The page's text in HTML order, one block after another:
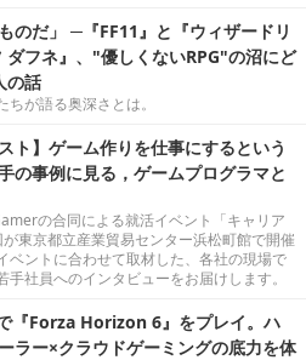
のだ」 ─『FF11』と『ウィザードリ
ダフネ』、"優しくないRPG"の沼にど
の話
が語る奥深さとは。
ト】ゲーム作りを仕事にするという
の事例に見る，ゲームプログラマと
の合同による就活イベント「キャリア
東京都立産業貿易センター浜松町館で開催
ベントに合わせて取材した、各社の現場で
手社員へのインタビューをお届けします。
『Forza Horizon 6』をプレイ。ハ
ラー×クラウドゲーミングの底力を体